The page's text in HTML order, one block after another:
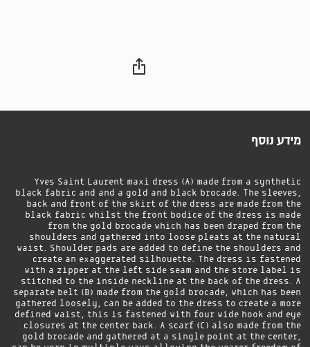
מידע נוסף
Yves Saint Laurent maxi dress (A) made from a synthetic
black fabric and and a gold and black brocade. The sleeves,
back and front of the skirt of the dress are made from the
black fabric whilst the front bodice of the dress is made
from the gold brocade which has been draped from the
shoulders and gathered into loose pleats at the natural
waist. Shoulder pads are added to define the shoulders and
create an exaggerated silhouette. The dress is fastened
with a zipper at the left side seam and the store label is
stitched to the inside neckline at the back of the dress. A
separate belt (B) made from the gold brocade, which has been
gathered loosely, can be added to the dress to create a more
defined waist, this is fastened with four wide hook and eye
closures at the center back. A scarf (C) also made from the
gold brocade and gathered at a single point at the center,